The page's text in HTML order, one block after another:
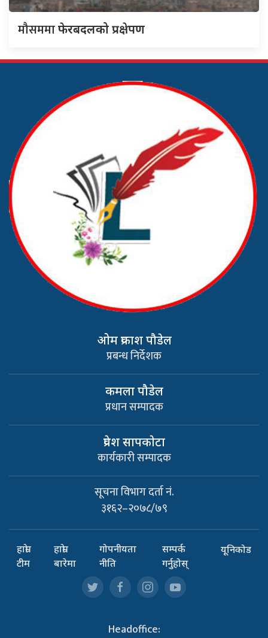
मौसममाफेरबदलको प्रक्षेपण
ओम प्रकाश पौडेल
प्रबन्ध निर्देशक
कमला पौडेल
प्रधान सम्पादक
प्रवेश सापकाेटा
कार्यकारी सम्पादक
सूचना विभाग दर्ता नं.
३१६२–२०७८/७९
हाम्रो
टीम
हाम्रो
बारेमा
गोपनीयता
नीति
सम्पर्क
गर्नुहोस्
यूनिकोड
Headoffice: